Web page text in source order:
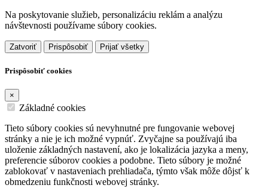
Na poskytovanie služieb, personalizáciu reklám a analýzu
návštevnosti používame súbory cookies.
Zatvoriť Prispôsobiť Prijať všetky
Prispôsobiť cookies
×
Základné cookies
Tieto súbory cookies sú nevyhnutné pre fungovanie webovej
stránky a nie je ich možné vypnúť. Zvyčajne sa používajú iba
uloženie základných nastavení, ako je lokalizácia jazyka a meny,
preferencie súborov cookies a podobne. Tieto súbory je možné
zablokovať v nastaveniach prehliadača, týmto však môže dôjsť k
obmedzeniu funkčnosti webovej stránky.